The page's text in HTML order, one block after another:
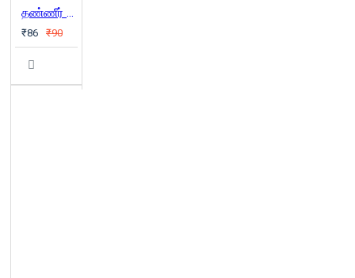
தண்ணீர் (நற்றிணை)
₹86 ₹90